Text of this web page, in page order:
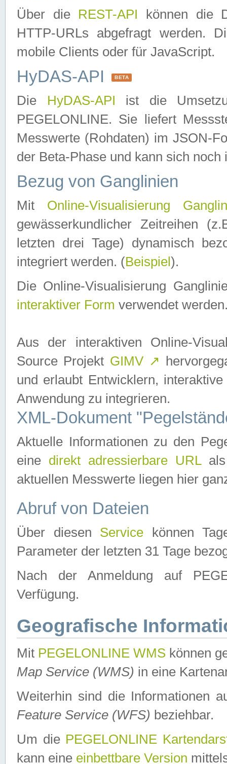
Über die REST-API können die
HTTP-URLs abgefragt werden.
mobile Clients oder für JavaScript.
HyDAS-API BETA
Die HyDAS-API ist die
PEGELONLINE. Sie liefert
Messwerte (Rohdaten) im JSON-
der Beta-Phase und kann sich noch
Bezug von Ganglinien
Mit Online-Visualisierung
gewässerkundlicher Zeitreihen
letzten drei Tage) dynamisch
integriert werden. (Beispiel ).
Die Online-Visualisierung
interaktiver Form verwendet
Aus der interaktiven Online-
Source Projekt GIMV ↗
und erlaubt Entwicklern,
Anwendung zu integrieren.
XML-Dokument
Aktuelle Informationen zu den
eine direkt adressierbare URLals
aktuellen Messwerte liegen hier
Abruf von Dateien
Über diesen Service können
Parameter der letzten 31 Tage
Nach der Anmeldung auf
Verfügung.
Geografische
Mit PEGELONLINE WMS können
Map Service (WMS) in eine
Weiterhin sind die Informationen
Feature Service (WFS) beziehbar.
Um die PEGELONLINE
kann eine einbettbare Version